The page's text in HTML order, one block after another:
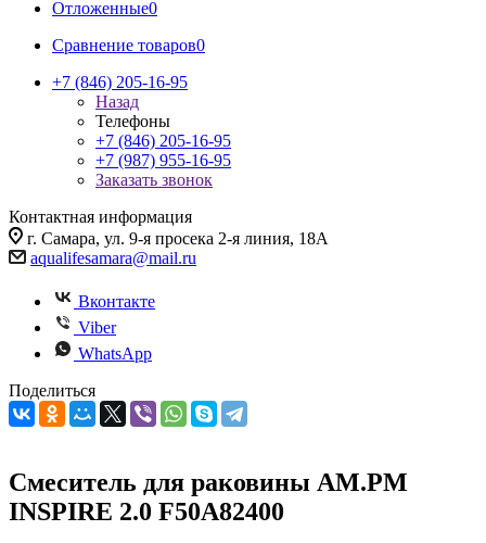
Отложенные0
Сравнение товаров0
+7 (846) 205-16-95
Назад
Телефоны
+7 (846) 205-16-95
+7 (987) 955-16-95
Заказать звонок
Контактная информация
г. Самара, ул. 9-я просека 2-я линия, 18А
aqualifesamara@mail.ru
Вконтакте
Viber
WhatsApp
Поделиться
Смеситель для раковины AM.PM
INSPIRE 2.0 F50A82400